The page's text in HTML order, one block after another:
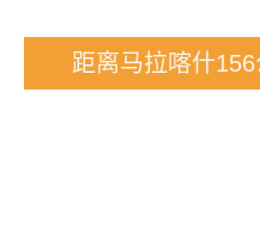
距离马拉喀什